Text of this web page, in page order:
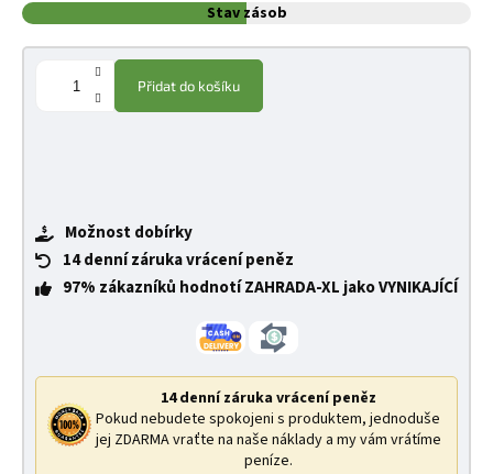
Stav zásob
Přidat do košíku
Možnost dobírky
14 denní záruka vrácení peněz
97% zákazníků hodnotí ZAHRADA-XL jako VYNIKAJÍCÍ
14 denní záruka vrácení peněz
Pokud nebudete spokojeni s produktem, jednoduše
jej ZDARMA vraťte na naše náklady a my vám vrátíme
peníze.